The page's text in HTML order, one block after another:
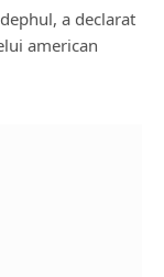
a declarat
american